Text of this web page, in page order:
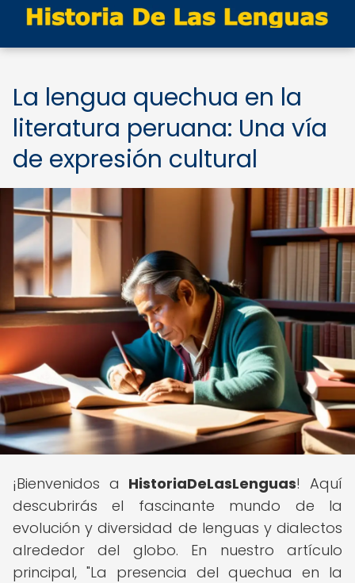
La lengua quechua en la
literatura peruana: Una vía
de expresión cultural
¡Bienvenidos a HistoriaDeLasLenguas! Aquí
descubrirás el fascinante mundo de la
evolución y diversidad de lenguas y dialectos
alrededor del globo. En nuestro artículo
principal, "La presencia del quechua en la